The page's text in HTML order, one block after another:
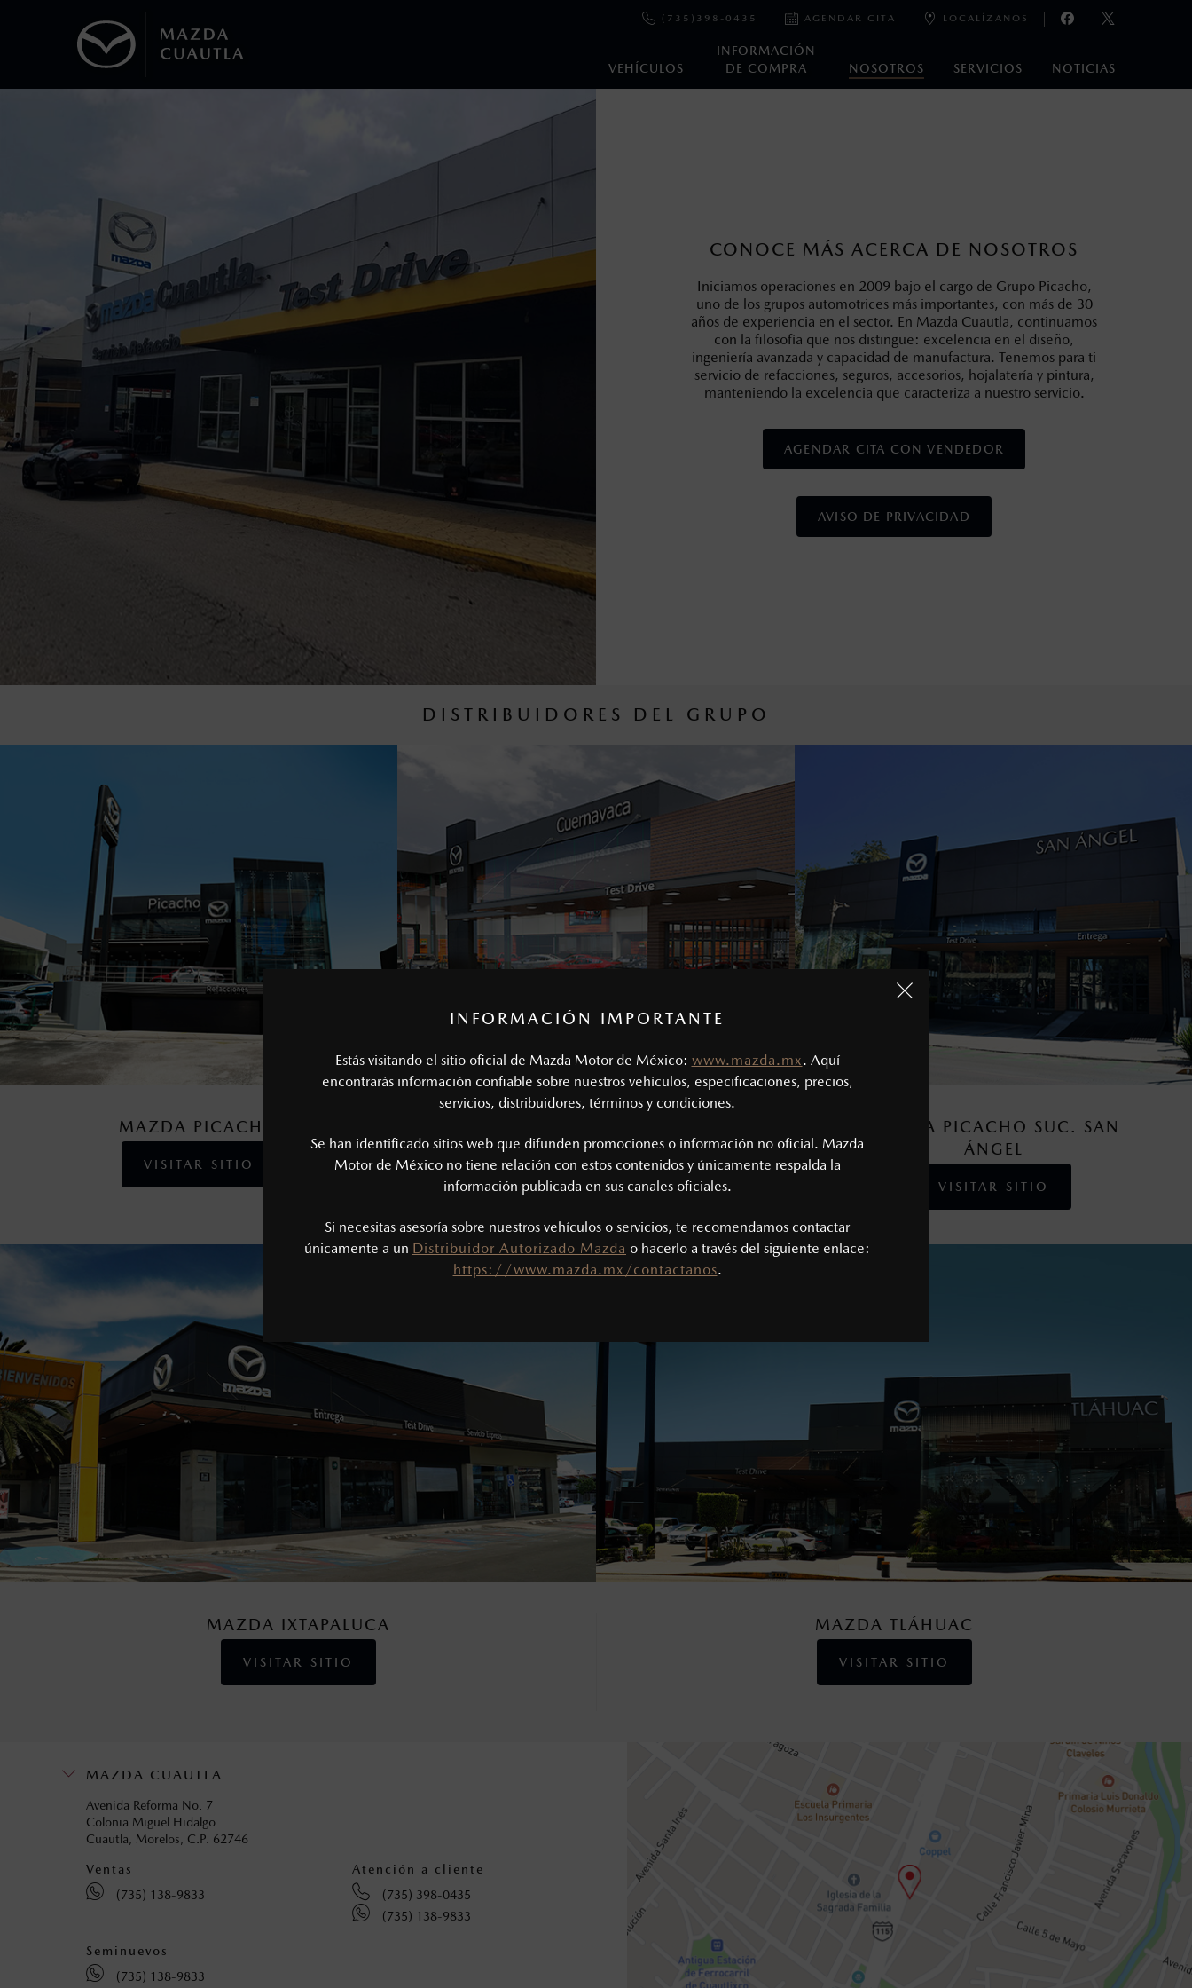
INFORMACIÓN IMPORTANTE
Estás visitando el sitio oficial de Mazda Motor de México: www.mazda.mx. Aquí
encontrarás información confiable sobre nuestros vehículos, especificaciones, precios,
servicios, distribuidores, términos y condiciones.
Se han identificado sitios web que difunden promociones o información no oficial. Mazda
Motor de México no tiene relación con estos contenidos y únicamente respalda la
información publicada en sus canales oficiales.
Si necesitas asesoría sobre nuestros vehículos o servicios, te recomendamos contactar
únicamente a un Distribuidor Autorizado Mazda o hacerlo a través del siguiente enlace:
https://www.mazda.mx/contactanos.
VEHÍCULOS
INFORMACIÓN
DE COMPRA
NOSOTROS SERVICIOS NOTICIAS
(735)398-0435 AGENDAR CITA LOCALÍZANOS
CONOCE MÁS ACERCA DE NOSOTROS
Iniciamos operaciones en 2009 bajo el cargo de Grupo Picacho,
uno de los grupos automotrices más importantes, con más de 30
años de experiencia en el sector. En Mazda Cuautla, continuamos
con la filosofía que nos distingue: excelencia en el diseño,
ingeniería avanzada y capacidad de manufactura. Tenemos para ti
servicio de refacciones, seguros, accesorios, hojalatería y pintura,
manteniendo la excelencia que caracteriza a nuestro servicio.
AGENDAR CITA CON VENDEDOR
AVISO DE PRIVACIDAD
DISTRIBUIDORES DEL GRUPO
MAZDA PICACHO
VISITAR SITIO VISITAR SITIO
MAZDA PICACHO SUC. SAN
ÁNGEL
VISITAR SITIO
MAZDA IXTAPALUCA
VISITAR SITIO
MAZDA TLÁHUAC
VISITAR SITIO
MAZDA CUAUTLA
Avenida Reforma No. 7
Colonia Miguel Hidalgo
Cuautla, Morelos, C.P. 62746
Ventas
(735) 138-9833
Atención a cliente
(735) 398-0435
(735) 138-9833
Seminuevos
(735) 138-9833
Los precios y especificaciones indicados en esta página son al menudeo, sugeridos por el fabricante, en moneda de los Estados Unidos Mexicanos, incluyen: I.V.A., e
I.S.A.N., y pueden cambiar sin previo aviso, no incluyen: tenencias, placas, accesorios, seguro y gastos administrativos. Mazda de México, se reserva el derecho de
modificar las especificaciones y los precios de sus productos, sin aviso previo al consumidor.
Todas las imágenes del sitio son meramente ilustrativas.